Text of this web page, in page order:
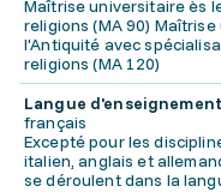
Maîtrise universitaire ès
religions (MA 90)
l'Antiquité avec
religions (MA 120)
Langue d'enseignement
français
Excepté pour les
italien, anglais et
se déroulent dans la